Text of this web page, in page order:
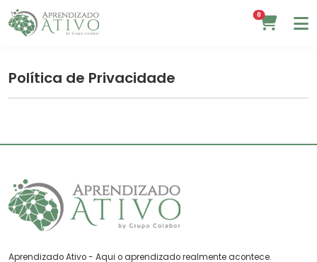
0
Política de Privacidade
Aprendizado Ativo - Aqui o aprendizado realmente acontece.